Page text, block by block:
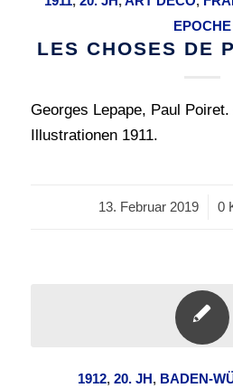
EPOCHE
LES CHOSES DE
Georges Lepape, Paul
Illustrationen 1911.
13. Februar 2019
/ 0
1912,20. JH, BADEN-